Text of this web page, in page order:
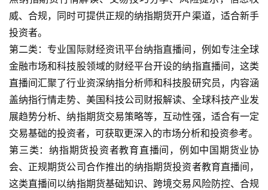
期
货
期
货
入
门
期
货
行
情
威、合规，同时可提供正规的纳指期货开户渠道，适合新手
投资者。
第二类：专业国际财经资讯平台纳指直播间，例如专注全球
金融市场和科技股领域的财经平台开设的纳指直播间，这类
直播间汇聚了行业资深纳指分析师和科技股研究员，内容涵
盖纳指行情走势、美国科技公司财报解读、全球科技产业发
展趋势分析、纳指期货交易策略等，互动性强，适合有一定
交易基础的投资者，可获取更深入的市场分析和投资参考。
第三类：纳指期货投资者教育直播间，例如中国期货业协
会、正规期货公司合作推出的纳指期货投资者教育直播间，
这类直播间以纳指期货基础知识、跨境交易风险防控、合规